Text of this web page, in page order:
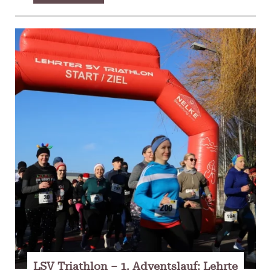
LSV Triathlon – 1. Adventslauf: Lehrte